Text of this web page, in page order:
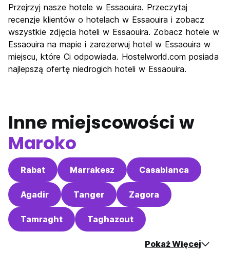
Kultura
8.5
Imprezy
6.6
Najlepsza wartość
8.8
Przejrzyj nasze hotele w Essaouira. Przeczytaj
recenzje klientów o hotelach w Essaouira i zobacz
wszystkie zdjęcia hoteli w Essaouira. Zobacz hotele w
Essaouira na mapie i zarezerwuj hotel w Essaouira w
miejscu, które Ci odpowiada. Hostelworld.com posiada
najlepszą ofertę niedrogich hoteli w Essaouira.
Inne miejscowości w
Maroko
Rabat Marrakesz Casablanca
Agadir Tanger Zagora
Tamraght Taghazout
Pokaż Więcej